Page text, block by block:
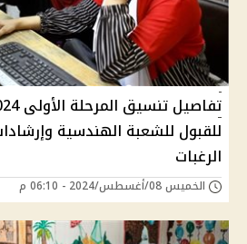
للقبول للشعبة الهندسية
الرغبات
الخميس 08/أغسطس/2024 - 06:10 م